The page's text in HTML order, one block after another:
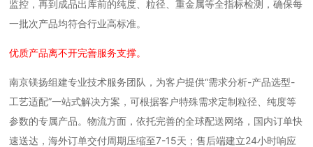
监控，再到成品出库前的纯度、粒径、重金属等全指标检测，确保每
一批次产品均符合行业高标准。
优质产品离不开完善服务支撑。
南京镁扬组建专业技术服务团队，为客户提供“需求分析-产品选型-
工艺适配”一站式解决方案，可根据客户特殊需求定制粒径、纯度等
参数的专属产品。物流方面，依托完善的全球配送网络，国内订单快
速送达，海外订单交付周期压缩至7-15天；售后端建立24小时响应